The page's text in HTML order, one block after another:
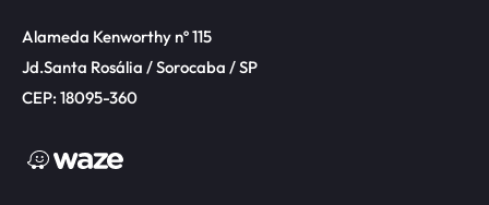
Alameda Kenworthy nº 115
Jd.Santa Rosália / Sorocaba / SP
CEP: 18095-360